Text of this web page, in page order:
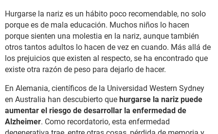
Hurgarse la nariz es un hábito poco recomendable, no solo
porque es de mala educación. Muchos niños lo hacen
porque sienten una molestia en la nariz, aunque también
otros tantos adultos lo hacen de vez en cuando. Más allá de
los prejuicios que existen al respecto, se ha encontrado que
existe otra razón de peso para dejarlo de hacer.
En Alemania, científicos de la Universidad Western Sydney
en Australia han descubierto que hurgarse la nariz puede
aumentar el riesgo de desarrollar la enfermedad de
Alzheimer. Como recordatorio, esta enfermedad